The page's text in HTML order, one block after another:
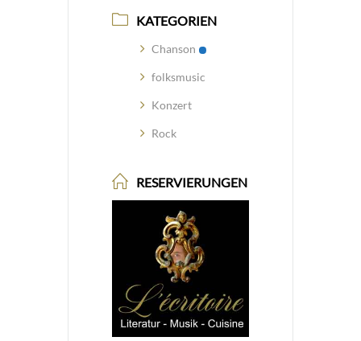
KATEGORIEN
Chanson
folksmusic
Konzert
Rock
RESERVIERUNGEN